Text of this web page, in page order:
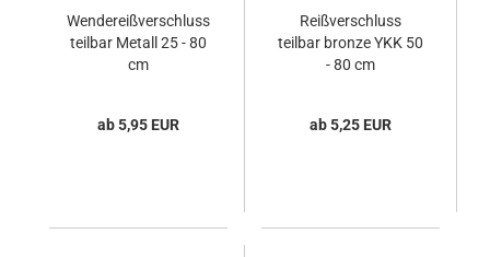
Wendereißverschluss
teilbar Metall 25 - 80
cm
ab 5,95 EUR
Reißverschluss
teilbar bronze YKK 50
- 80 cm
ab 5,25 EUR